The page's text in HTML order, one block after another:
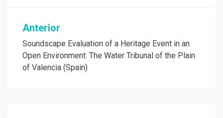
Navegación
de
entradas
Anterior
Soundscape Evaluation of a Heritage Event in an
Open Environment: The Water Tribunal of the Plain
of Valencia (Spain)